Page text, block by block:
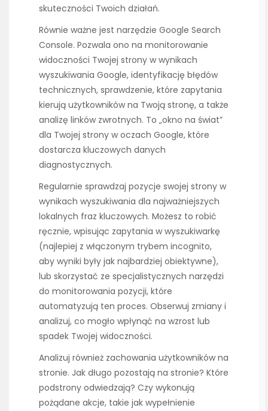
skuteczności Twoich działań.
Równie ważne jest narzędzie Google Search
Console. Pozwala ono na monitorowanie
widoczności Twojej strony w wynikach
wyszukiwania Google, identyfikację błędów
technicznych, sprawdzenie, które zapytania
kierują użytkowników na Twoją stronę, a także
analizę linków zwrotnych. To „okno na świat”
dla Twojej strony w oczach Google, które
dostarcza kluczowych danych
diagnostycznych.
Regularnie sprawdzaj pozycje swojej strony w
wynikach wyszukiwania dla najważniejszych
lokalnych fraz kluczowych. Możesz to robić
ręcznie, wpisując zapytania w wyszukiwarkę
(najlepiej z włączonym trybem incognito,
aby wyniki były jak najbardziej obiektywne),
lub skorzystać ze specjalistycznych narzędzi
do monitorowania pozycji, które
automatyzują ten proces. Obserwuj zmiany i
analizuj, co mogło wpłynąć na wzrost lub
spadek Twojej widoczności.
Analizuj również zachowania użytkowników na
stronie. Jak długo pozostają na stronie? Które
podstrony odwiedzają? Czy wykonują
pożądane akcje, takie jak wypełnienie